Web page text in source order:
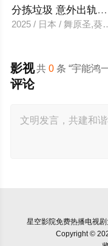
分拣垃圾 意外出轨性
2025 / 日本 / 舞原圣,葵
共0 条 “宇能鸿
影视
评论
星空影院免费热播电视
Copyright ©